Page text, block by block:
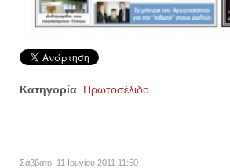
Κατηγορία Πρωτοσέλιδο
Σάββατο, 11 Ιουνίου 2011 11:50